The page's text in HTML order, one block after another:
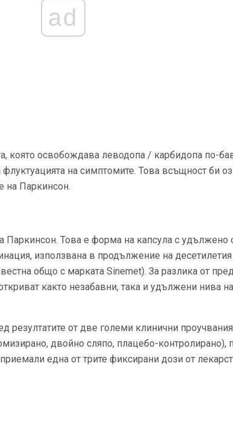
ad
която освобождава леводопа / карбидопа по-
на симптомите. Това всъщност би
на Паркинсон.
Паркинсон. Това е форма на капсула с
използвана в продължение на
общо с марката Sinemet). За разлика от
както незабавни, така и удължени нива
резултатите от две големи клинични
двойно сляпо, плацебо-контролирано),
една от трите фиксирани дози от